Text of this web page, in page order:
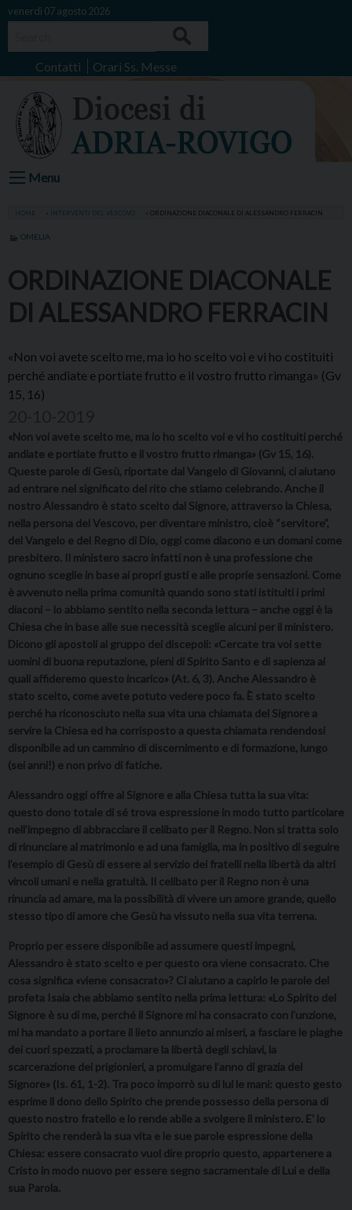
Skip
venerdì 07 agosto 2026
Contatti Orari Ss. Messe
Menu
HOME INTERVENTI DEL VESCOVO ORDINAZIONE DIACONALE DI ALESSANDRO FERRACIN
OMELIA
ORDINAZIONE DIACONALE
DI ALESSANDRO FERRACIN
«Non voi avete scelto me, ma io ho scelto voi e vi ho costituiti
perché andiate e portiate frutto e il vostro frutto rimanga» (Gv
15, 16)
«Non voi avete scelto me, ma io ho scelto voi e vi ho costituiti perché
andiate e portiate frutto e il vostro frutto rimanga» (Gv 15, 16).
Queste parole di Gesù, riportate dal Vangelo di Giovanni, ci aiutano
ad entrare nel significato del rito che stiamo celebrando. Anche il
nostro Alessandro è stato scelto dal Signore, attraverso la Chiesa,
nella persona del Vescovo, per diventare ministro, cioè “servitore”,
del Vangelo e del Regno di Dio, oggi come diacono e un domani come
presbitero. Il ministero sacro infatti non è una professione che
ognuno sceglie in base ai propri gusti e alle proprie sensazioni. Come
è avvenuto nella prima comunità quando sono stati istituiti i primi
diaconi – lo abbiamo sentito nella seconda lettura – anche oggi è la
Chiesa che in base alle sue necessità sceglie alcuni per il ministero.
Dicono gli apostoli al gruppo dei discepoli: «Cercate tra voi sette
uomini di buona reputazione, pieni di Spirito Santo e di sapienza ai
quali affideremo questo incarico» (At. 6, 3). Anche Alessandro è
stato scelto, come avete potuto vedere poco fa. È stato scelto
perché ha riconosciuto nella sua vita una chiamata del Signore a
servire la Chiesa ed ha corrisposto a questa chiamata rendendosi
disponibile ad un cammino di discernimento e di formazione, lungo
(sei anni!) e non privo di fatiche.
Alessandro oggi offre al Signore e alla Chiesa tutta la sua vita:
questo dono totale di sé trova espressione in modo tutto particolare
nell’impegno di abbracciare il celibato per il Regno. Non si tratta solo
di rinunciare al matrimonio e ad una famiglia, ma in positivo di seguire
l’esempio di Gesù di essere al servizio dei fratelli nella libertà da altri
vincoli umani e nella gratuità. Il celibato per il Regno non è una
rinuncia ad amare, ma la possibilità di vivere un amore grande, quello
stesso tipo di amore che Gesù ha vissuto nella sua vita terrena.
Proprio per essere disponibile ad assumere questi impegni,
Alessandro è stato scelto e per questo ora viene consacrato. Che
cosa significa «viene consacrato»? Ci aiutano a capirlo le parole del
profeta Isaia che abbiamo sentito nella prima lettura: «Lo Spirito del
Signore è su di me, perché il Signore mi ha consacrato con l’unzione,
mi ha mandato a portare il lieto annunzio ai miseri, a fasciare le piaghe
dei cuori spezzati, a proclamare la libertà degli schiavi, la
scarcerazione dei prigionieri, a promulgare l’anno di grazia del
Signore» (Is. 61, 1-2). Tra poco imporrò su di lui le mani: questo gesto
esprime il dono dello Spirito che prende possesso della persona di
questo nostro fratello e lo rende abile a svolgere il ministero. E’ lo
Spirito che renderà la sua vita e le sue parole espressione della
Chiesa: essere consacrato vuol dire proprio questo, appartenere a
Cristo in modo nuovo per essere segno sacramentale di Lui e della
sua Parola.